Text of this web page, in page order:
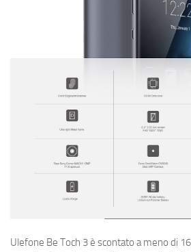
Ulefone Be Toch 3 è scontato a meno di